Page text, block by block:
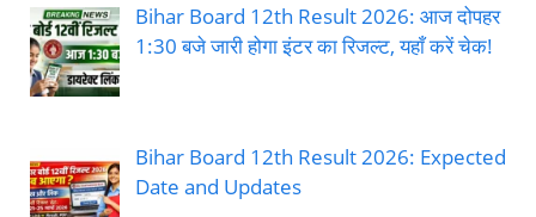
Bihar Board 12th Result 2026: आज दोपहर
1:30 बजे जारी होगा इंटर का रिजल्ट, यहाँ करें चेक!
Bihar Board 12th Result 2026: Expected
Date and Updates